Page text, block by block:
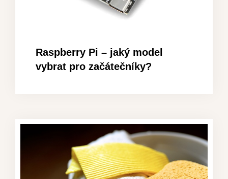
Raspberry Pi – jaký model
vybrat pro začátečníky?